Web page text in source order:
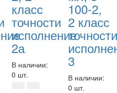
класс
точности
исполнение
2а
В наличии:
0 шт.
100-2,
2 класс
точности
3
В наличии:
0 шт.